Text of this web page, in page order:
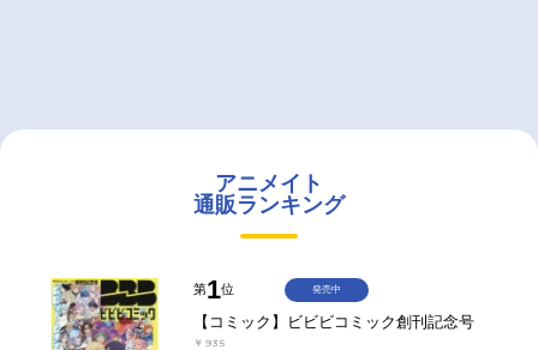
アニメイト
通販ランキング
第1位
【コミック】ビビビコミック創刊記念号
￥935
発売中